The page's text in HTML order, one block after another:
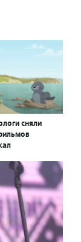
сняли